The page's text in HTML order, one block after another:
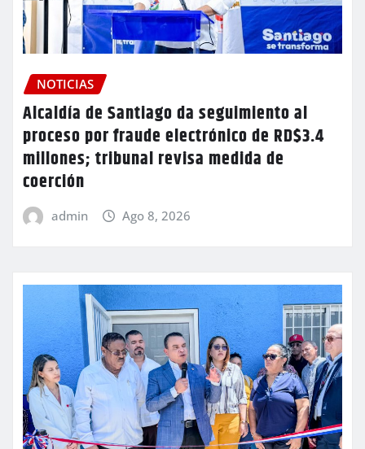
NOTICIAS
Alcaldía de Santiago da seguimiento al
proceso por fraude electrónico de RD$3.4
millones; tribunal revisa medida de
coerción
admin Ago 8, 2026